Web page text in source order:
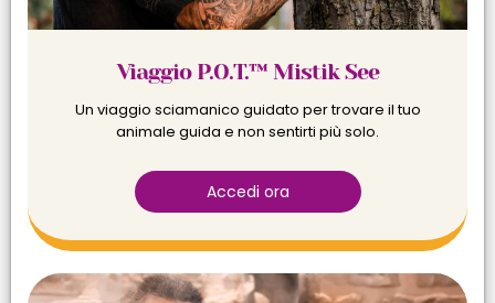
Viaggio P.O.T.™ Mistik See
Un viaggio sciamanico guidato per trovare il tuo
animale guida e non sentirti più solo.
Accedi ora